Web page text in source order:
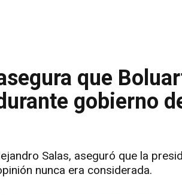
que
gobierno
Salas, aseguró que la
nunca era considerada.